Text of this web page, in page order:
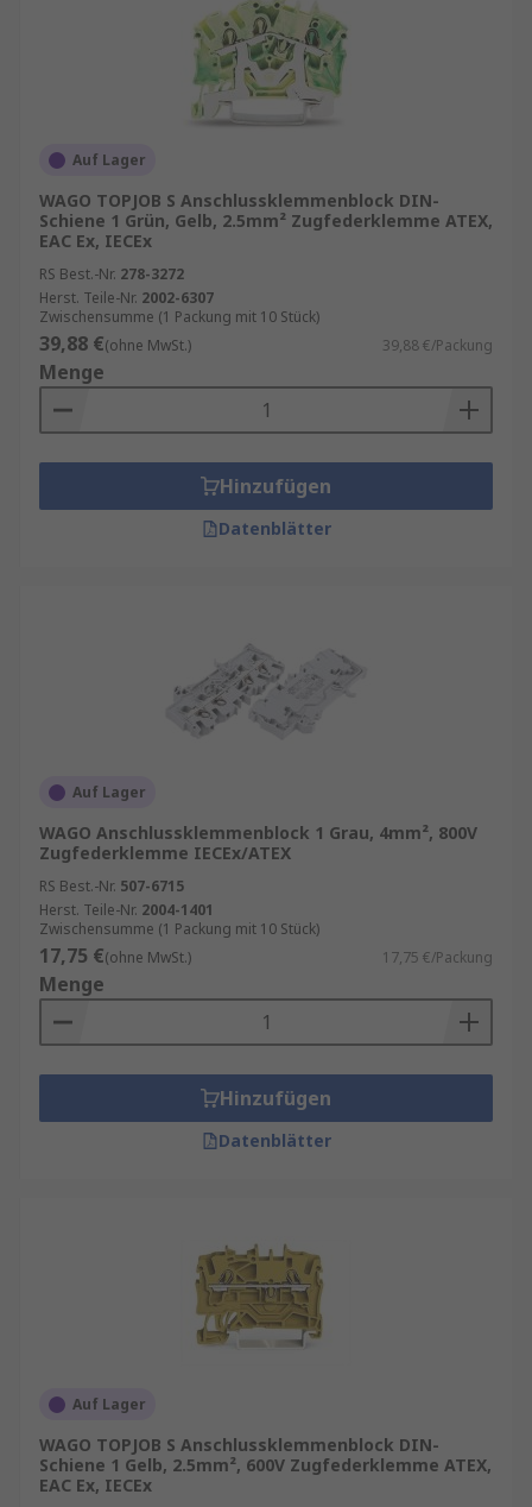
Auf Lager
WAGO TOPJOB S Anschlussklemmenblock DIN-
Schiene 1 Grün, Gelb, 2.5mm² Zugfederklemme ATEX,
EAC Ex, IECEx
RS Best.-Nr. 278-3272
Herst. Teile-Nr. 2002-6307
Zwischensumme (1 Packung mit 10 Stück)
39,88 €(ohne MwSt.) 39,88 €/Packung
Menge
Hinzufügen
Datenblätter
Auf Lager
WAGO Anschlussklemmenblock 1 Grau, 4mm², 800V
Zugfederklemme IECEx/ATEX
RS Best.-Nr. 507-6715
Herst. Teile-Nr. 2004-1401
Zwischensumme (1 Packung mit 10 Stück)
17,75 €(ohne MwSt.) 17,75 €/Packung
Menge
Hinzufügen
Datenblätter
Auf Lager
WAGO TOPJOB S Anschlussklemmenblock DIN-
Schiene 1 Gelb, 2.5mm², 600V Zugfederklemme ATEX,
EAC Ex, IECEx